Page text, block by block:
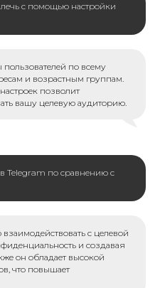
с помощью настройки
по всему
и возрастным группам.
позволит
вашу целевую аудиторию.
Telegram по сравнению с
с целевой
и создавая
он обладает высокой
что повышает